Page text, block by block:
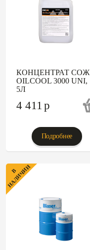
КОНЦЕНТРАТ СОЖ
OILCOOL 3000 UNI,
5Л
4 411p
Подробнее
В
НАЛИЧИИ